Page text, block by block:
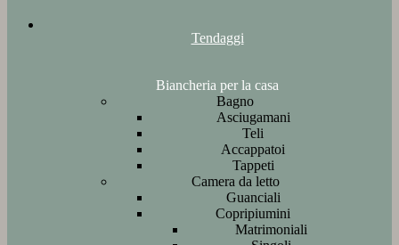
Tendaggi
Biancheria per la casa
Bagno
Asciugamani
Teli
Accappatoi
Tappeti
Camera da letto
Guanciali
Copripiumini
Matrimoniali